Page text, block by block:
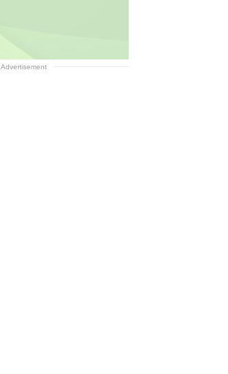
Advertisement